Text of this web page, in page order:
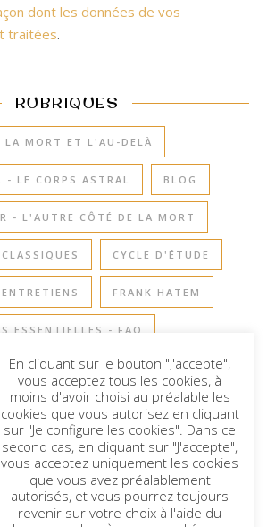
dont les données de vos
traitées.
RUBRIQUES
LA MORT ET L'AU-DELÀ
- LE CORPS ASTRAL BLOG
- L'AUTRE CÔTÉ DE LA MORT
CLASSIQUES CYCLE D'ÉTUDE
ENTRETIENS FRANK HATEM
ESSENTIELLES - FAQ
RETOURS À LA TERRE
SAGESSE DE L'ÂME
En cliquant sur le bouton "J'accepte",
vous acceptez tous les cookies, à
moins d'avoir choisi au préalable les
cookies que vous autorisez en cliquant
sur "Je configure les cookies". Dans ce
second cas, en cliquant sur "J'accepte",
vous acceptez uniquement les cookies
que vous avez préalablement
autorisés, et vous pourrez toujours
revenir sur votre choix à l'aide du